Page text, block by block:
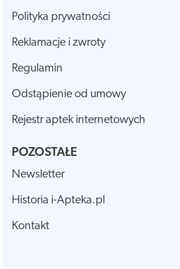
Polityka prywatności
Reklamacje i zwroty
Regulamin
Odstąpienie od umowy
Rejestr aptek internetowych
POZOSTAŁE
Newsletter
Historia i-Apteka.pl
Kontakt